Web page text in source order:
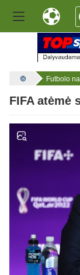
Futbolo
FIFA atėmė